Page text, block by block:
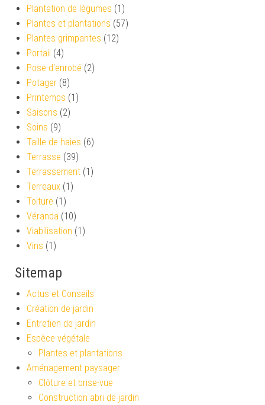
Plantation de légumes (1)
Plantes et plantations (57)
Plantes grimpantes (12)
Portail (4)
Pose d'enrobé (2)
Potager (8)
Printemps (1)
Saisons (2)
Soins (9)
Taille de haies (6)
Terrasse (39)
Terrassement (1)
Terreaux (1)
Toiture (1)
Véranda (10)
Viabilisation (1)
Vins (1)
Sitemap
Actus et Conseils
Création de jardin
Entretien de jardin
Espèce végétale
Plantes et plantations
Aménagement paysager
Clôture et brise-vue
Construction abri de jardin